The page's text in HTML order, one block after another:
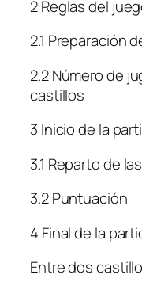
2 Reglas del
2.1 Preparación
2.2 Número de
castillos
3 Inicio de la
3.1 Reparto de
3.2 Puntuación
4 Final de la
Entre dos